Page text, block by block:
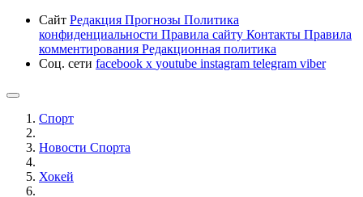
Сайт Редакция Прогнозы Политика
конфиденциальности Правила сайту Контакты Правила
комментирования Редакционная политика
Соц. сети facebook x youtube instagram telegram viber
Спорт
Новости Cпорта
Хокей